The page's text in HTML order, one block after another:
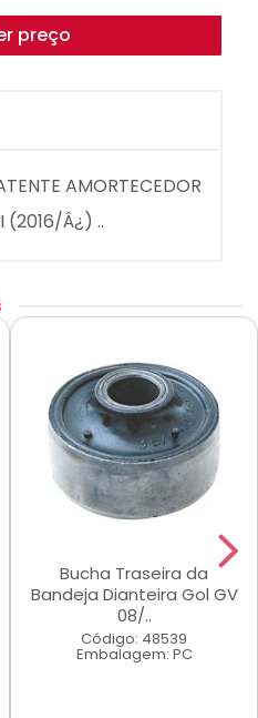
preço
AMORTECEDOR
(2016/Â¿) ..
Bucha Traseira da
Bandeja Dianteira Gol GV
08/..
Código: 48539
Embalagem: PC